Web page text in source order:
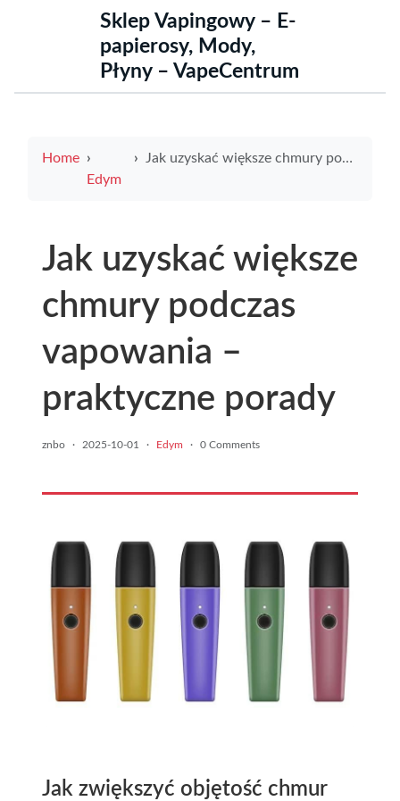
Sklep Vapingowy – E-
papierosy, Mody,
Płyny – VapeCentrum
Home
Edym
Jak uzyskać większe chmury podczas vapowania – praktyczne porady
Jak uzyskać większe
chmury podczas
vapowania –
praktyczne porady
znbo · 2025-10-01 · Edym · 0 Comments
Jak zwiększyć objętość chmur